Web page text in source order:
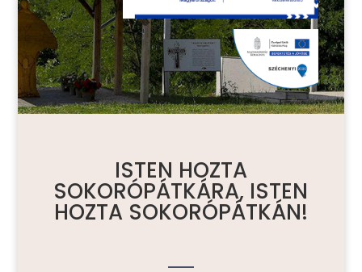
ISTEN HOZTA
SOKORÓPÁTKÁRA, ISTEN
HOZTA SOKORÓPÁTKÁN!